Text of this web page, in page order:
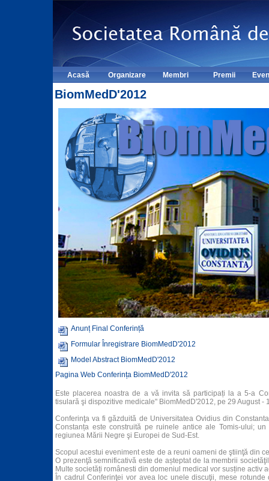
Acasă Organizare Membri Premii
BiomMedD'2012
Anunț Final Conferință
Formular Înregistrare BiomMedD'2012
Model Abstract BiomMedD'2012
Pagina Web Conferința BiomMedD'2012
Este placerea noastra de a vă invita să participați la a 5-a
tisulară şi dispozitive medicale" BiomMedD'2012, pe 29 August -
Conferinţa va fi găzduită de Universitatea Ovidius din
Constanța este construită pe ruinele antice ale Tomis-ului;
regiunea Mării Negre şi Europei de Sud-Est.
Scopul acestui eveniment este de a reuni oameni de ştiinţă din
O prezenţă semnificativă este de așteptat de la membrii
Multe societăți românesti din domeniul medical vor susține activ
În cadrul Conferinţei vor avea loc unele discuţii, mese